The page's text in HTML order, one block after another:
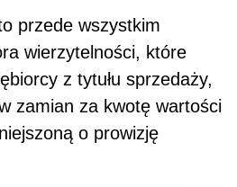
przede wszystkim
wierzytelności, które
z tytułu sprzedaży,
zamian za kwotę wartości
o prowizję